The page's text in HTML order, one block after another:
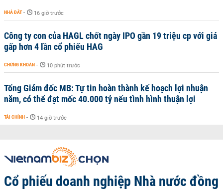
NHÀ ĐẤT - 16 giờ trước
Công ty con của HAGL chốt ngày IPO gần 19 triệu cp với giá
gấp hơn 4 lần cổ phiếu HAG
CHỨNG KHOÁN - 10 phút trước
Tổng Giám đốc MB: Tự tin hoàn thành kế hoạch lợi nhuận
năm, có thể đạt mốc 40.000 tỷ nếu tình hình thuận lợi
TÀI CHÍNH - 14 giờ trước
Cổ phiếu doanh nghiệp Nhà nước đồng